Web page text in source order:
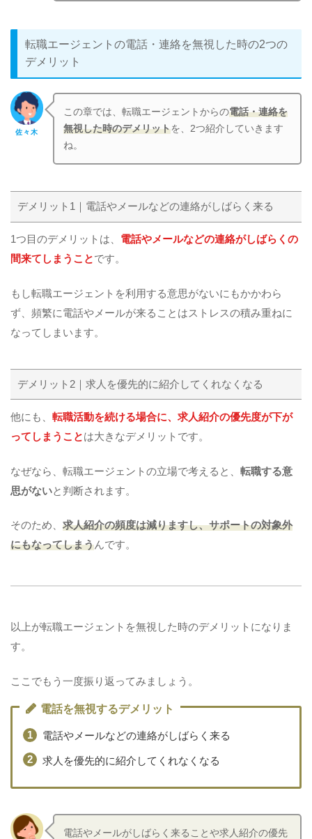
転職エージェントの電話・連絡を無視した時の2つの
デメリット
佐々木
この章では、転職エージェントからの電話・連絡を
無視した時のデメリットを、2つ紹介していきます
ね。
デメリット1｜電話やメールなどの連絡がしばらく来る
1つ目のデメリットは、 電話やメールなどの連絡がしばらくの
間来てしまうことです。
もし転職エージェントを利用する意思がないにもかかわら
ず、頻繁に電話やメールが来ることはストレスの積み重ねに
なってしまいます。
デメリット2｜求人を優先的に紹介してくれなくなる
他にも、 転職活動を続ける場合に、求人紹介の優先度が下が
ってしまうことは大きなデメリットです。
なぜなら、転職エージェントの立場で考えると、 転職する意
思がないと判断されます。
そのため、 求人紹介の頻度は減りますし、サポートの対象外
にもなってしまうんです。
以上が転職エージェントを無視した時のデメリットになりま
す。
ここでもう一度振り返ってみましょう。
電話を無視するデメリット
電話やメールなどの連絡がしばらく来る
求人を優先的に紹介してくれなくなる
電話やメールがしばらく来ることや求人紹介の優先